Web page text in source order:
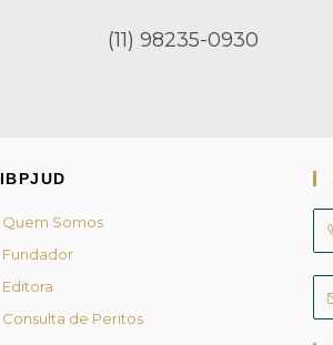
(11) 98235-0930
IBPJUD
Quem Somos
Fundador
Editora
Consulta de Peritos